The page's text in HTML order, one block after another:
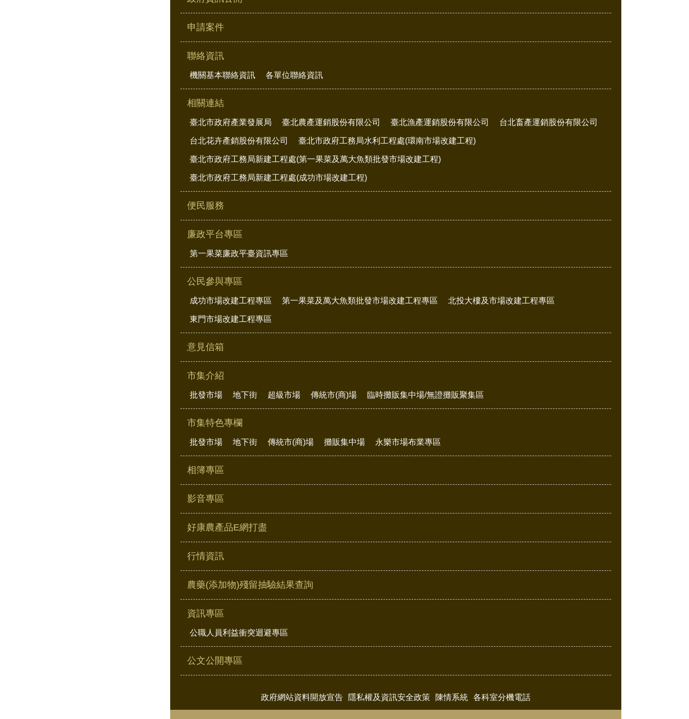
申請案件
聯絡資訊
機關基本聯絡資訊 各單位聯絡資訊
相關連結
臺北市政府產業發展局 臺北農產運銷股份有限公司 臺北漁產運銷股份有限公司 台北畜產運銷股份有限公司
台北花卉產銷股份有限公司 臺北市政府工務局水利工程處(環南市場改建工程)
臺北市政府工務局新建工程處(第一果菜及萬大魚類批發市場改建工程)
臺北市政府工務局新建工程處(成功市場改建工程)
便民服務
廉政平台專區
第一果菜廉政平臺資訊專區
公民參與專區
成功市場改建工程專區 第一果菜及萬大魚類批發市場改建工程專區 北投大樓及市場改建工程專區
東門市場改建工程專區
意見信箱
市集介紹
批發市場 地下街 超級市場 傳統市(商)場 臨時攤販集中場/無證攤販聚集區
市集特色專欄
批發市場 地下街 傳統市(商)場 攤販集中場 永樂市場布業專區
相簿專區
影音專區
好康農產品E網打盡
行情資訊
農藥(添加物)殘留抽驗結果查詢
資訊專區
公職人員利益衝突迴避專區
公文公開專區
政府網站資料開放宣告 隱私權及資訊安全政策 陳情系統 各科室分機電話